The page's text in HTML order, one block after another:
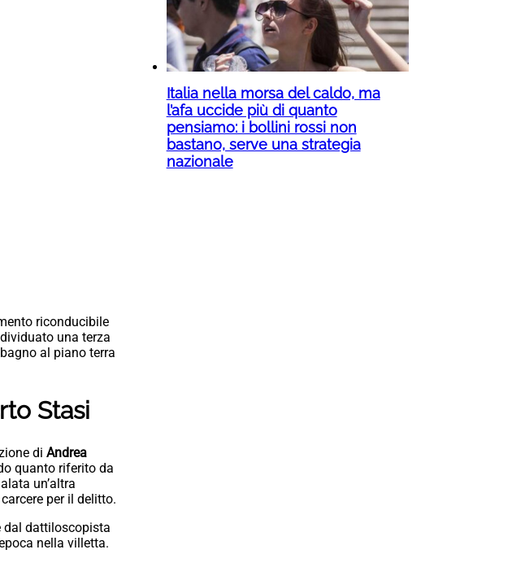
riconducibile
una terza
al piano terra
Stasi
di Andrea
quanto riferito da
un’altra
per il delitto.
dal dattiloscopista
nella villetta.
Italia nella morsa del caldo, ma
l’afa uccide più di quanto
pensiamo: i bollini rossi non
bastano, serve una strategia
nazionale